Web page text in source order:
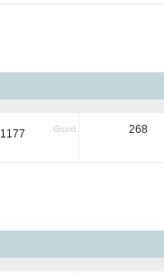
1177 Grund 268